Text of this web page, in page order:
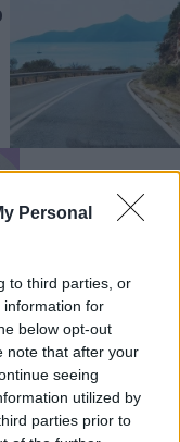
Personal
to third parties, or
information for
below opt-out
note that after your
seeing
utilized by
parties prior to